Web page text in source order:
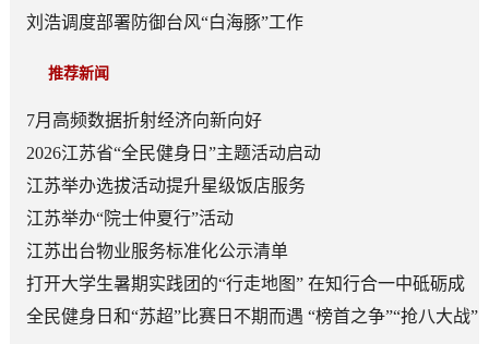
刘浩调度部署防御台风“白海豚”工作
推荐新闻
7月高频数据折射经济向新向好
2026江苏省“全民健身日”主题活动启动
江苏举办选拔活动提升星级饭店服务
江苏举办“院士仲夏行”活动
江苏出台物业服务标准化公示清单
打开大学生暑期实践团的“行走地图” 在知行合一中砥砺成
长
全民健身日和“苏超”比赛日不期而遇 “榜首之争”“抢八大战”